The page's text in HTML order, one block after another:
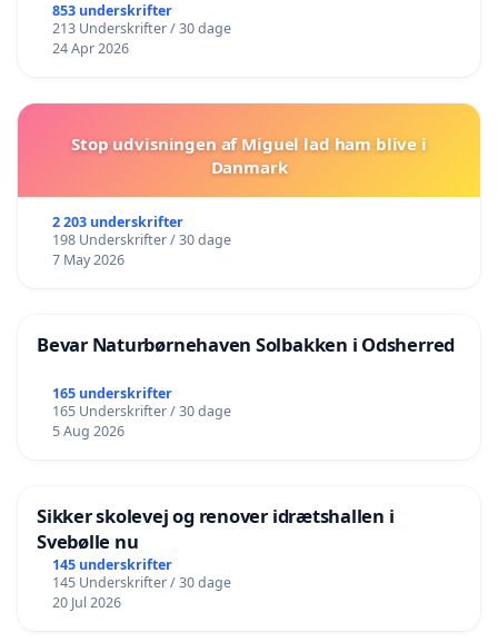
853 underskrifter
213 Underskrifter / 30 dage
24 Apr 2026
Stop udvisningen af Miguel lad ham blive i
Danmark
2 203 underskrifter
198 Underskrifter / 30 dage
7 May 2026
Bevar Naturbørnehaven Solbakken i Odsherred
165 underskrifter
165 Underskrifter / 30 dage
5 Aug 2026
Sikker skolevej og renover idrætshallen i
Svebølle nu
145 underskrifter
145 Underskrifter / 30 dage
20 Jul 2026